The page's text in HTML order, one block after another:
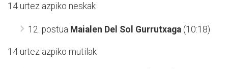
14 urtez azpiko neskak
12. postua Maialen Del Sol Gurrutxaga (10:18)
14 urtez azpiko mutilak